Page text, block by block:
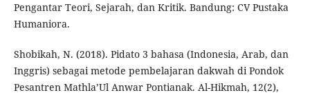
Pengantar Teori, Sejarah, dan Kritik. Bandung: CV Pustaka
Humaniora.
Shobikah, N. (2018). Pidato 3 bahasa (Indonesia, Arab, dan
Inggris) sebagai metode pembelajaran dakwah di Pondok
Pesantren Mathla’Ul Anwar Pontianak. Al-Hikmah, 12(2),